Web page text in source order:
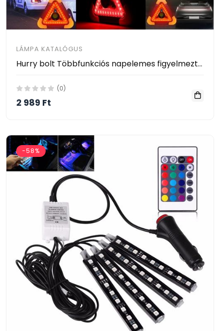
LÁMPA KATALÓGUS
Hurry bolt Többfunkciós napelemes figyelmeztető lámpa
(0)
2 989 Ft
-58%